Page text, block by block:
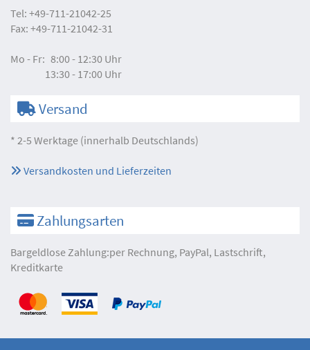
Tel: +49-711-21042-25
Fax: +49-711-21042-31
Mo - Fr: 8:00 - 12:30 Uhr
13:30 - 17:00 Uhr
Versand
* 2-5 Werktage (innerhalb Deutschlands)
Versandkosten und Lieferzeiten
Zahlungsarten
Bargeldlose Zahlung:per Rechnung, PayPal, Lastschrift,
Kreditkarte